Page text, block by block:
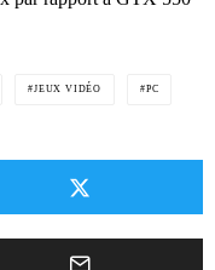
JEUX VIDÉO PC